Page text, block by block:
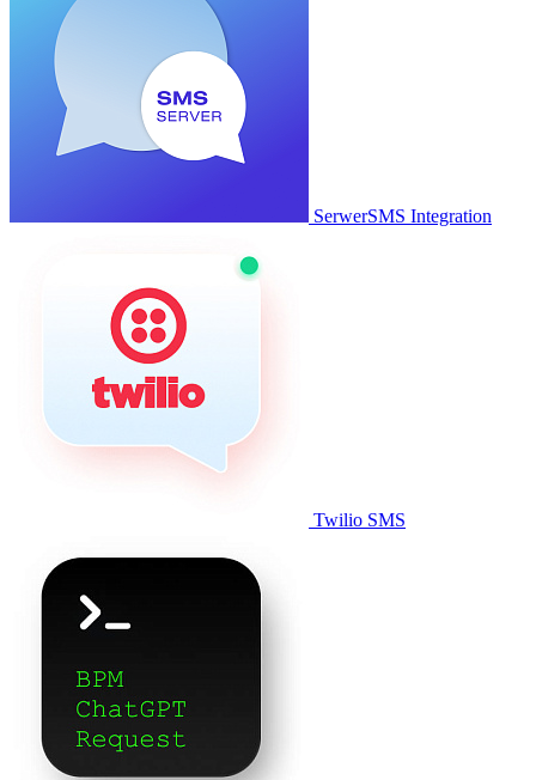
SerwerSMS Integration
Twilio SMS